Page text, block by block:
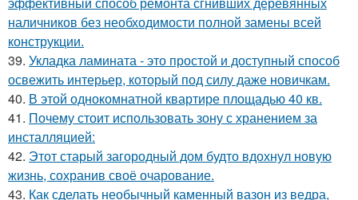
наличников без необходимости полной замены всей
конструкции.
39. Укладка ламината - это простой и доступный способ
освежить интерьер, который под силу даже новичкам.
40. В этой однокомнатной квартире площадью 40 кв.
41. Почему стоит использовать зону с хранением за
инсталляцией:
42. Этот старый загородный дом будто вдохнул новую
жизнь, сохранив своё очарование.
43. Как сделать необычный каменный вазон из ведра,